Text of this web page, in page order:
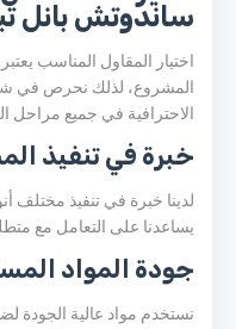
ساندوتش بانل
اختيار المقاول المناسب
المشروع، لذلك نحرص في
الاحترافية في جميع مراحل
خبرة في تنفيذ
لدينا خبرة في تنفيذ مختلف
يساعدنا على التعامل مع
جودة المواد
نستخدم مواد عالية الجودة